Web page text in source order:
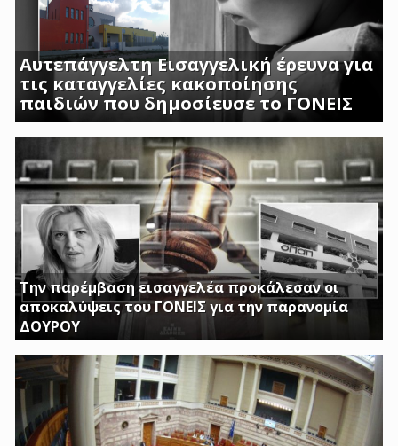
Αυτεπάγγελτη Εισαγγελική έρευνα για
τις καταγγελίες κακοποίησης
παιδιών που δημοσίευσε το ΓΟΝΕΙΣ
ΣΟΚΑΡΟΥΝ ΟΙ ΜΑΡΤΥΡΙΕΣ ΓΟΝΕΩΝ ΚΑΙ
ΠΡΟΣΩΠΙΚΟΥ ΤΟΥ Β ΒΡΕΦΙΚΟΥ ΣΤΑΘΜΟΥ
ΑΣΠΡΟΠΥΡΓΟΥ
Την παρέμβαση εισαγγελέα προκάλεσαν οι
αποκαλύψεις του ΓΟΝΕΙΣ για την παρανομία
ΔΟΥΡΟΥ
ΤΗΝ ΩΡΑ ΠΟΥ ΚΤΙΡΙΑ ΤΟΥ ΔΗΜΟΣΙΟΥ ΠΑΡΑΜΕΝΟΥΝ ΚΛΕΙΣΤΑ
Η ΔΟΥΡΟΥ ΔΙΝΕΙ 20 ΕΚΚΑΤΟΜΥΡΙΑ ΓΙΑ ΑΓΟΡΑ